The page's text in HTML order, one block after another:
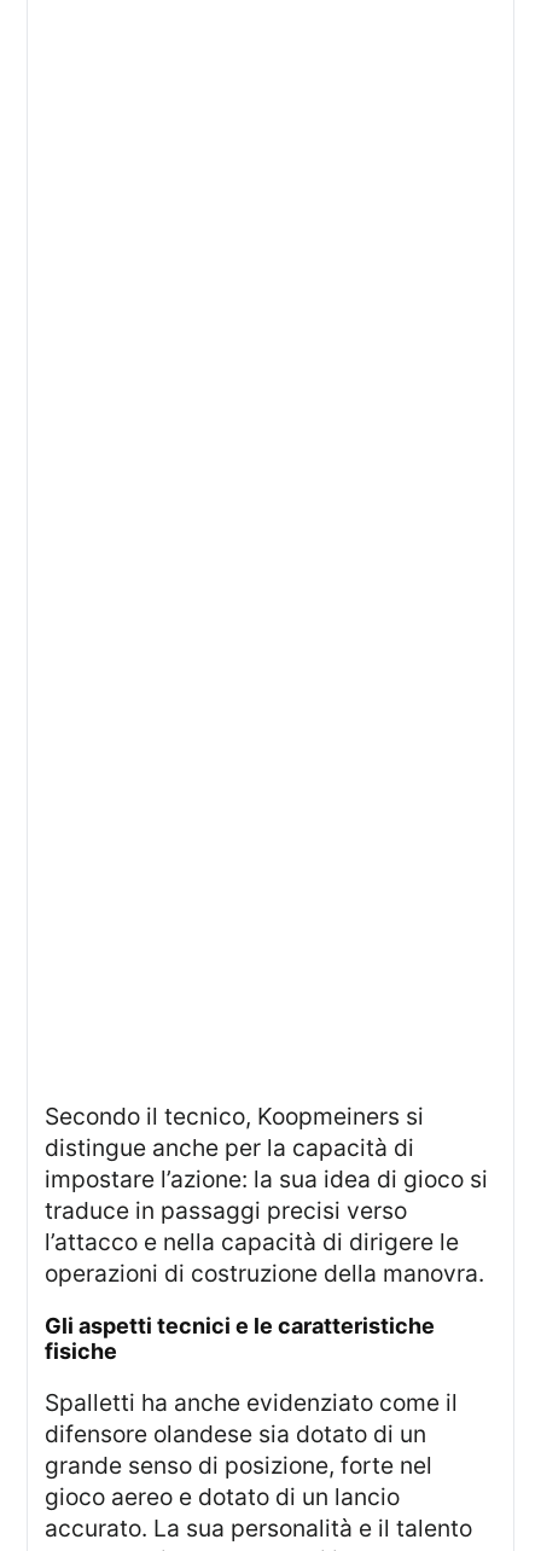
Secondo il tecnico, Koopmeiners si
distingue anche per la capacità di
impostare l’azione: la sua idea di gioco si
traduce in passaggi precisi verso
l’attacco e nella capacità di dirigere le
operazioni di costruzione della manovra.
Gli aspetti tecnici e le caratteristiche
fisiche
Spalletti ha anche evidenziato come il
difensore olandese sia dotato di un
grande senso di posizione, forte nel
gioco aereo e dotato di un lancio
accurato. La sua personalità e il talento